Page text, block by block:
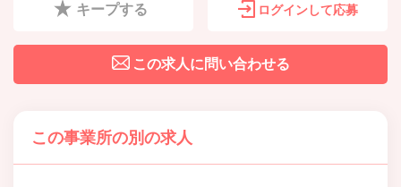
キープする ログインして応募
この求人に問い合わせる
この事業所の別の求人